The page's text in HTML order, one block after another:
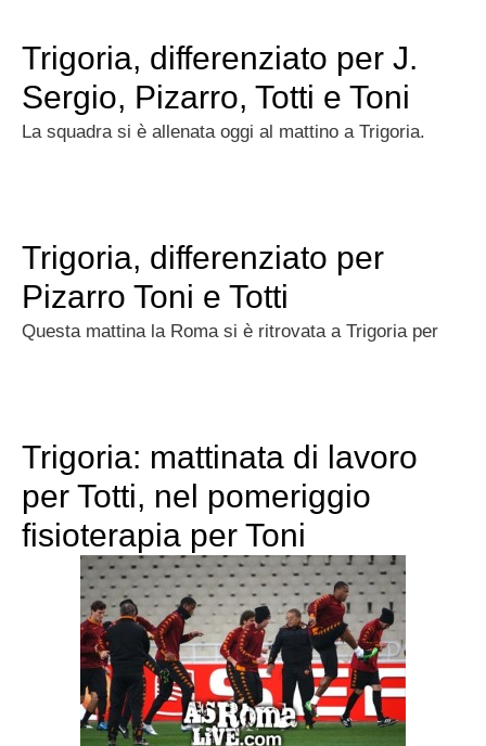
Trigoria, differenziato per J.
Sergio, Pizarro, Totti e Toni
La squadra si è allenata oggi al mattino a Trigoria.
Trigoria, differenziato per
Pizarro Toni e Totti
Questa mattina la Roma si è ritrovata a Trigoria per
Trigoria: mattinata di lavoro
per Totti, nel pomeriggio
fisioterapia per Toni